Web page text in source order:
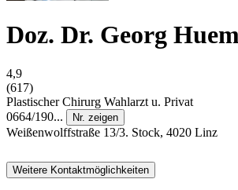
Doz. Dr. Georg
4,9
(617)
Plastischer Chirurg Wahlarzt u. Privat
0664/190...
Nr. zeigen
Weißenwolffstraße 13/3. Stock, 4020 Linz
Weitere Kontaktmöglichkeiten